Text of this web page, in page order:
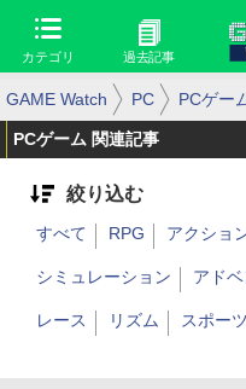
カテゴリ 過去記事
GAME Watch PC PCゲー
PCゲーム 関連記事
絞り込む
すべて RPG アクショ
シミュレーション アド
レース リズム スポーツ